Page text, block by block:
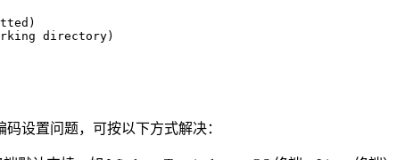
directory)
设置问题，可按以下方式解决：